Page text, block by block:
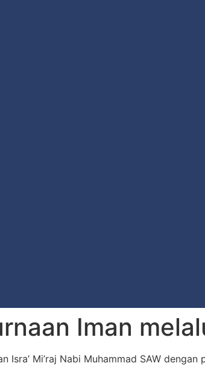
Iman
Isra’ Mi’raj Nabi Muhammad SAW